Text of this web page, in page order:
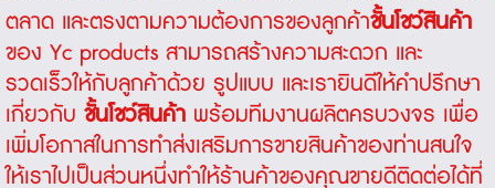
ตลาด และตรงตามความต้องการของลูกค้าชั้นโชว์สินค้า
ของ Yc products สามารถสร้างความสะดวก และ
รวดเร็วให้กับลูกค้าด้วย รูปแบบ และเรายินดีให้คำปรึกษา
เกี่ยวกับ ชั้นโชว์สินค้าพร้อมทีมงานผลิตครบวงจร เพื่อ
เพิ่มโอกาสในการทำส่งเสริมการขายสินค้าของท่านสนใจ
ให้เราไปเป็นส่วนหนึ่งทำให้ร้านค้าของคุณขายดีติดต่อได้ที่